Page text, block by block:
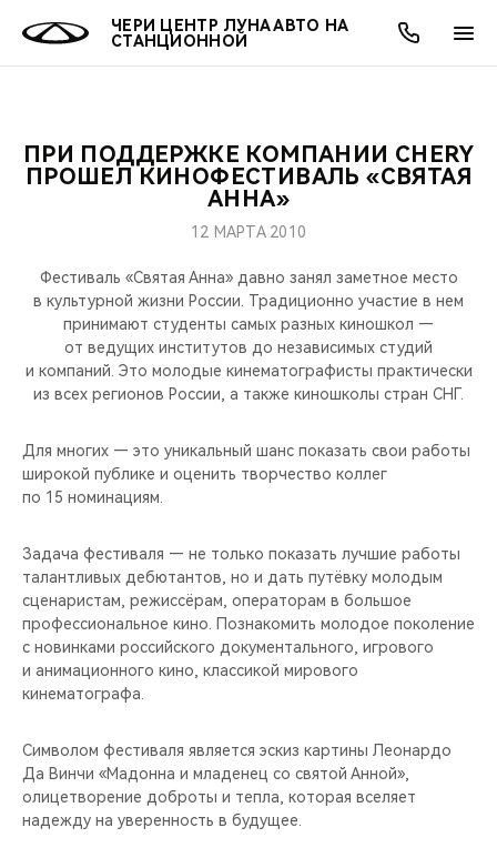
ЧЕРИ ЦЕНТР ЛУНА АВТО НА
СТАНЦИОННОЙ
МОДЕЛИ
СЕДАНЫ
ПОКУПАТЕЛЯМ
КРЕДИТ И СТРАХОВАНИЕ
ВЛАДЕЛЬЦАМ
ЗАПЧАСТИ И АКСЕССУАРЫ
ПОДДЕРЖКА
МИР CHERY
О БРЕНДЕ
CHERY В СОЦСЕТЯХ
БЛАГОТВОРИТЕЛЬНОСТЬ
CHERY REMOTE
CHERY И СПОРТ
НАШИ МЕРОПРИЯТИЯ
ВИДЕООБЗОРЫ
АКЦИИ
ОНЛАЙН СЕРВИСЫ
КРЕДИТ
О КОМПАНИИ
МЫ В СОЦСЕТЯХ
ПРИ ПОДДЕРЖКЕ КОМПАНИИ CHERY
ПРОШЕЛ КИНОФЕСТИВАЛЬ «СВЯТАЯ
АННА»
12 МАРТА 2010
Фестиваль «Святая Анна» давно занял заметное место
в культурной жизни России. Традиционно участие в нем
принимают студенты самых разных киношкол —
от ведущих институтов до независимых студий
и компаний. Это молодые кинематографисты практически
из всех регионов России, а также киношколы стран СНГ.
Для многих — это уникальный шанс показать свои работы
широкой публике и оценить творчество коллег
по 15 номинациям.
Задача фестиваля — не только показать лучшие работы
талантливых дебютантов, но и дать путёвку молодым
сценаристам, режиссёрам, операторам в большое
профессиональное кино. Познакомить молодое поколение
с новинками российского документального, игрового
и анимационного кино, классикой мирового
кинематографа.
Символом фестиваля является эскиз картины Леонардо
Да Винчи «Мадонна и младенец со святой Анной»,
олицетворение доброты и тепла, которая вселяет
надежду на уверенность в будущее.